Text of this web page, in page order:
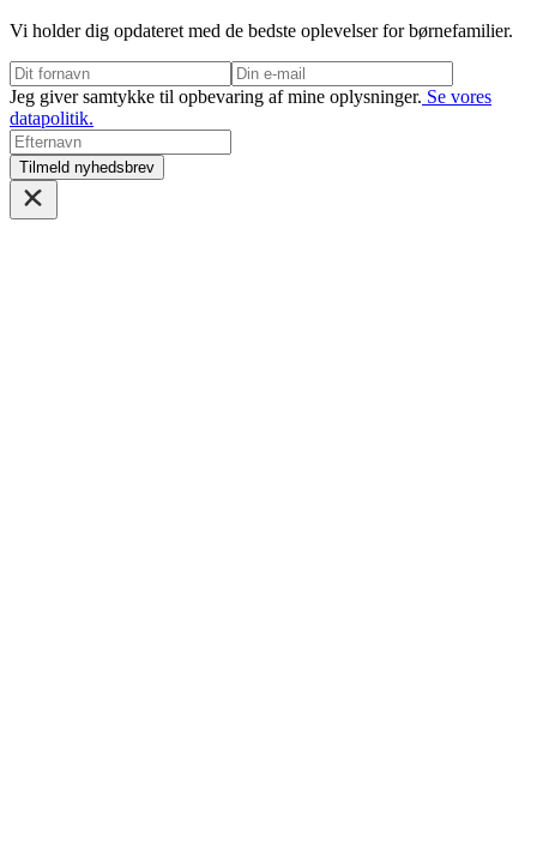
Vi holder dig opdateret med de bedste oplevelser for børnefamilier.
Jeg giver samtykke til opbevaring af mine oplysninger. Se vores
datapolitik.
Tilmeld nyhedsbrev